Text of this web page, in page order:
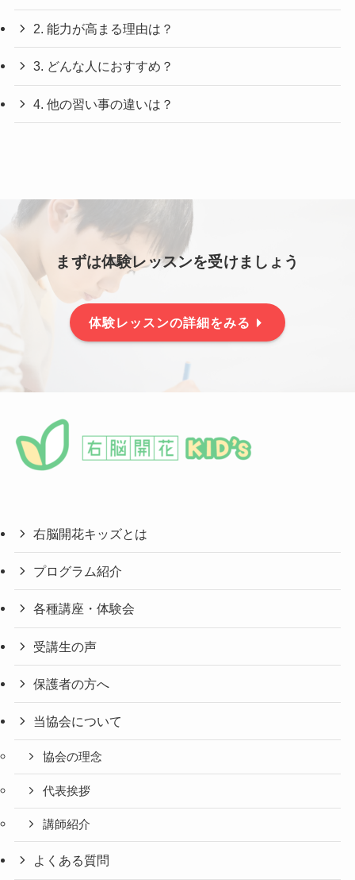
2. 能力が高まる理由は？
3. どんな人におすすめ？
4. 他の習い事の違いは？
まずは体験レッスンを受けましょう
体験レッスンの詳細をみる
右脳開花キッズとは
プログラム紹介
各種講座・体験会
受講生の声
保護者の方へ
当協会について
協会の理念
代表挨拶
講師紹介
よくある質問